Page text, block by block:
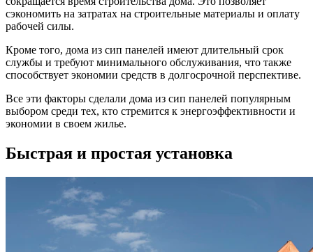
сэкономить на затратах на строительные материалы и оплату
рабочей силы.
Кроме того, дома из сип панелей имеют длительный срок
службы и требуют минимального обслуживания, что также
способствует экономии средств в долгосрочной перспективе.
Все эти факторы сделали дома из сип панелей популярным
выбором среди тех, кто стремится к энергоэффективности и
экономии в своем жилье.
Быстрая и простая установка